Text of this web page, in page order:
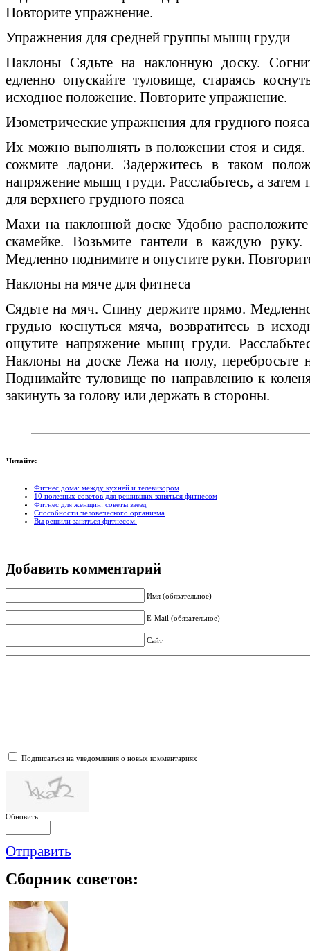
Повторите упражнение.
Упражнения для средней группы мышц груди
Наклоны Сядьте на наклонную доску.
едленно опускайте туловище, стараясь
исходное положение. Повторите упражнение.
Изометрические упражнения для грудного пояса
Их можно выполнять в положении стоя и
сожмите ладони. Задержитесь в таком
напряжение мышц груди. Расслабьтесь, а
для верхнего грудного пояса
Махи на наклонной доске Удобно
скамейке. Возьмите гантели в каждую
Медленно поднимите и опустите руки.
Наклоны на мяче для фитнеса
Сядьте на мяч. Спину держите прямо.
грудью коснуться мяча, возвратитесь в
ощутите напряжение мышц груди.
Наклоны на доске Лежа на полу, перебросьте
Поднимайте туловище по направлению к
закинуть за голову или держать в стороны.
Читайте:
Фитнес дома: между кухней и телевизором
10 полезных советов для решивших заняться фитнесом
Фитнес для женщин: советы звезд
Способности человеческого организма
Вы решили заняться фитнесом.
Добавить комментарий
Имя (обязательное)
E-Mail (обязательное)
Сайт
Подписаться на уведомления о новых комментариях
Обновить
Отправить
Сборник советов: